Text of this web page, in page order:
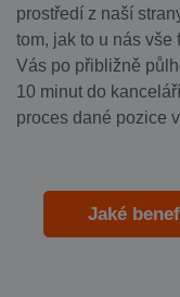
prostředí z naší
tom, jak to u nás vše
Vás po přibližně
10 minut do
proces dané pozice
Jaké